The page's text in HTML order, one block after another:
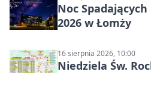
Noc
2026 w Łomży
16 sierpnia 2026, 10:00
Niedziela Św.